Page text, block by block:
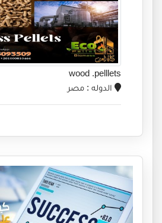
wood .pelllets
الدوله : مصر